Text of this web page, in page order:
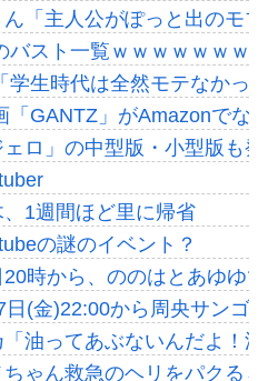
「主人公がぽっと出のモ
バスト一覧ｗｗｗｗｗｗｗ
学生時代は全然モテなかっ
「GANTZ」がAmazonでな
ロ」の中型版・小型版も発
、1週間ほど里に帰省
の謎のイベント？
20時から、ののはとあゆゆで
日(金)22:00から周央サンゴ
「油ってあぶないんだよ！油
ちゃん救急のヘリをパクる→